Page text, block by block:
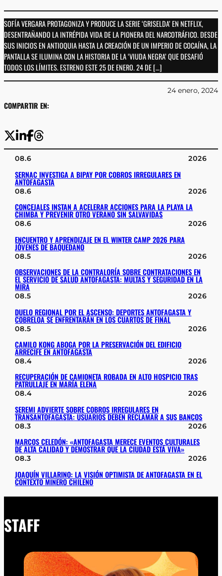
SOFÍA VERGARA PROTAGONIZA Y PRODUCE LA SERIE ‘GRISELDA’ EN NETFLIX,
DESENTRAÑANDO LA INTRÉPIDA VIDA DE LA PIONERA DEL NARCOTRÁFICO. DESDE
SUS INICIOS EN ANTIOQUIA HASTA LA CREACIÓN DE UN IMPERIO DE COCAÍNA, LA
PANTALLA SE ILUMINA CON LA HISTORIA DE LA ‘VIUDA NEGRA’ QUE DESAFIÓ
TODOS LOS LÍMITES. ESTRENO ESTE 25 DE ENERO. 24 DE […]
COMPARTIR EN:
24 enero, 2024
08.6 2026
SERNAC INVESTIGA A BIPAY POR COBROS IRREGULARES EN
ANTOFAGASTA
08.6 2026
CONCEJALES INSTAN A ACELERAR ACCIONES PARA LA PLAYA LA
CHIMBA Y PREVENIR OTRO VERANO SIN SALVAVIDAS
08.6 2026
ENCUENTRO Y APRENDIZAJE EN EL WINTER CAMP 2026 PARA
JÓVENES DE BAQUEDANO
08.5 2026
OBSERVACIONES DE LA CONTRALORÍA SOBRE CONTRATACIONES EN
EL SERVICIO DE SALUD ANTOFAGASTA: MULTAS Y SEGURIDAD EN LA
MIRA
08.5 2026
DUELO REGIONAL POR EL ASCENSO: DEPORTES ANTOFAGASTA Y
COBRELOA SE ENFRENTARÁN EN LOS CUARTOS DE FINAL
08.5 2026
CAMILO KONG ABOGA POR LA PRESERVACIÓN DEL EDIFICIO
ARRECIFE EN ANTOFAGASTA
08.4 2026
RECUPERACIÓN DE CAMIONETA ROBADA EN ALTO HOSPICIO TRAS
PATRULLAJE EN MARÍA ELENA
08.4 2026
SEREMI ADVIERTE SOBRE COBROS IRREGULARES EN
TRANSANTOFAGASTA: USUARIOS DEBEN RECLAMAR A SUS BANCOS
08.3 2026
MARCOS CELEDÓN: «ANTOFAGASTA MERECE EVENTOS CULTURALES
DE ALTA CALIDAD Y DEMOSTRAR QUE LA CIUDAD ESTÁ VIVA»
08.3 2026
JOAQUÍN VILLARINO: LA VISIÓN OPTIMISTA DE ANTOFAGASTA EN EL
CONTEXTO MINERO CHILENO
STAFF